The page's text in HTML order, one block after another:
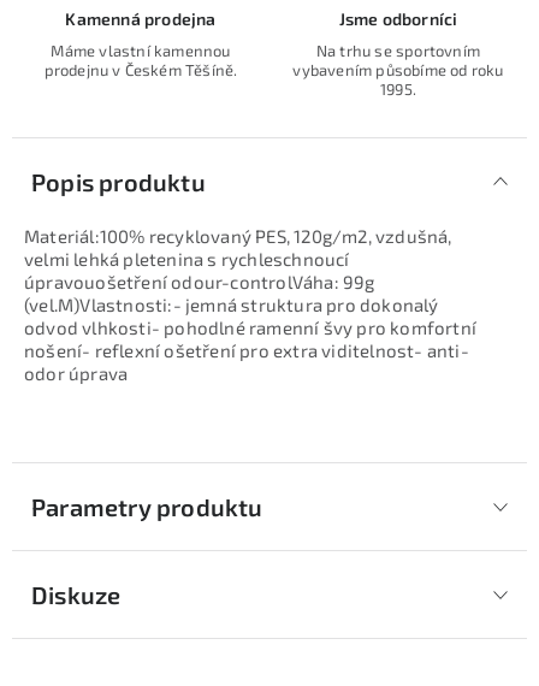
Kamenná prodejna
Máme vlastní kamennou
prodejnu v Českém Těšíně.
Jsme odborníci
Na trhu se sportovním
vybavením působíme od roku
1995.
Popis produktu
Materiál:100% recyklovaný PES, 120g/m2, vzdušná,
velmi lehká pletenina s rychleschnoucí
úpravouošetření odour-controlVáha: 99g
(vel.M)Vlastnosti:- jemná struktura pro dokonalý
odvod vlhkosti- pohodlné ramenní švy pro komfortní
nošení- reflexní ošetření pro extra viditelnost- anti-
odor úprava
Parametry produktu
Diskuze